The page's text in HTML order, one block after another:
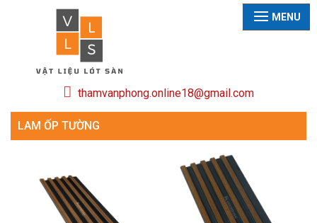
thamvanphong.online18@gmail.com
MENU
LAM ỐP TƯỜNG